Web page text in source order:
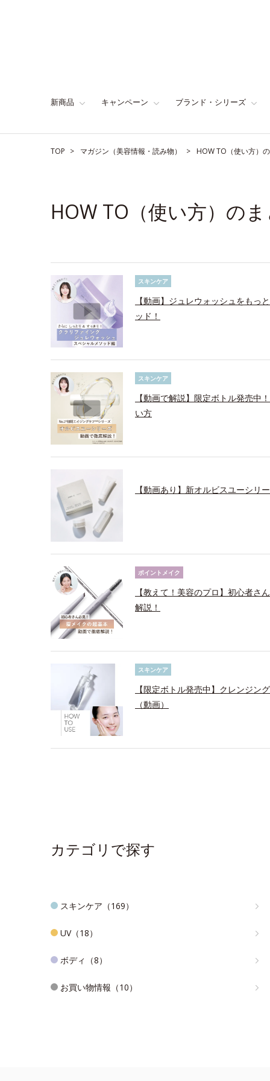
新商品 キャンペーン ブランド・シリーズ
TOP マガジン（美容情報・読み物） HOW TO（使い方）
HOW TO（使い方）の
スキンケア
【動画】ジュレウォッシュをもっ
ッド！
スキンケア
【動画で解説】限定ボトル発売中
い方
【動画あり】新オルビスユーシリ
ポイントメイク
【教えて！美容のプロ】初心者さ
解説！
スキンケア
【限定ボトル発売中】クレンジン
（動画）
カテゴリで探す
スキンケア（169）
UV（18）
ボディ（8）
お買い物情報（10）